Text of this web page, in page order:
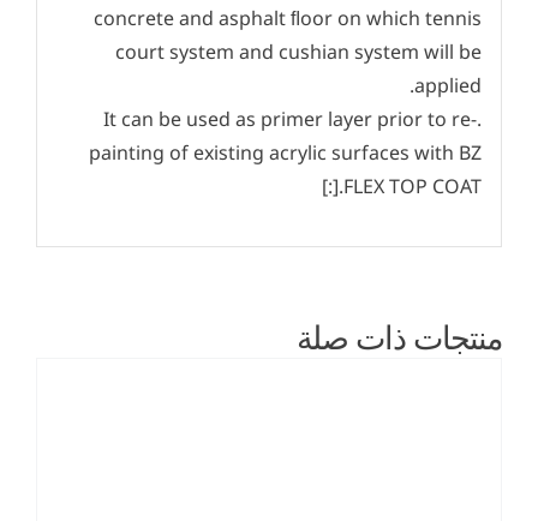
concrete and asphalt ﬂoor on which tennis
court system and cushian system will be
applied.
.It can be used as primer layer prior to re-
painting of existing acrylic surfaces with BZ
FLEX TOP COAT.[:]
منتجات ذات صلة